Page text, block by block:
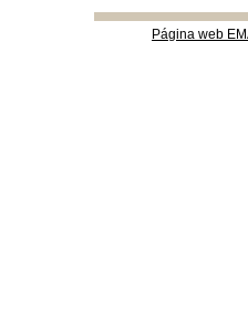
Página web